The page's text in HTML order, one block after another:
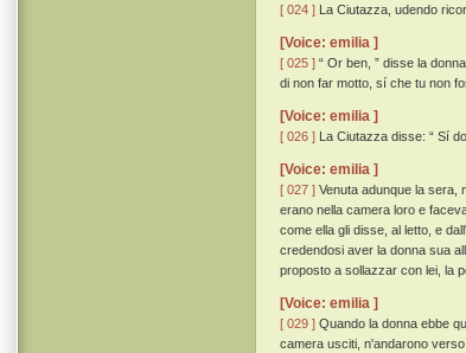
[ 024 ] La Ciutazza, udendo
[Voice: emilia ]
[ 025 ] “ Or ben, ” disse la
di non far motto, sí che tu non
[Voice: emilia ]
[ 026 ] La Ciutazza disse: “ Sí
[Voice: emilia ]
[ 027 ] Venuta adunque la sera,
erano nella camera loro e
come ella gli disse, al letto, e
credendosi aver la donna sua
proposto a sollazzar con lei, la
[Voice: emilia ]
[ 029 ] Quando la donna ebbe
camera usciti, n'andarono